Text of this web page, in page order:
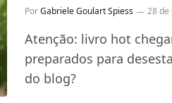
Por Gabriele Goulart Spiess 28 de
Atenção: livro hot
preparados para
do blog?